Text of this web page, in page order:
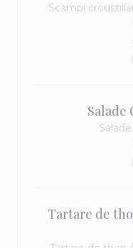
Scampi
Salade
Tartare de